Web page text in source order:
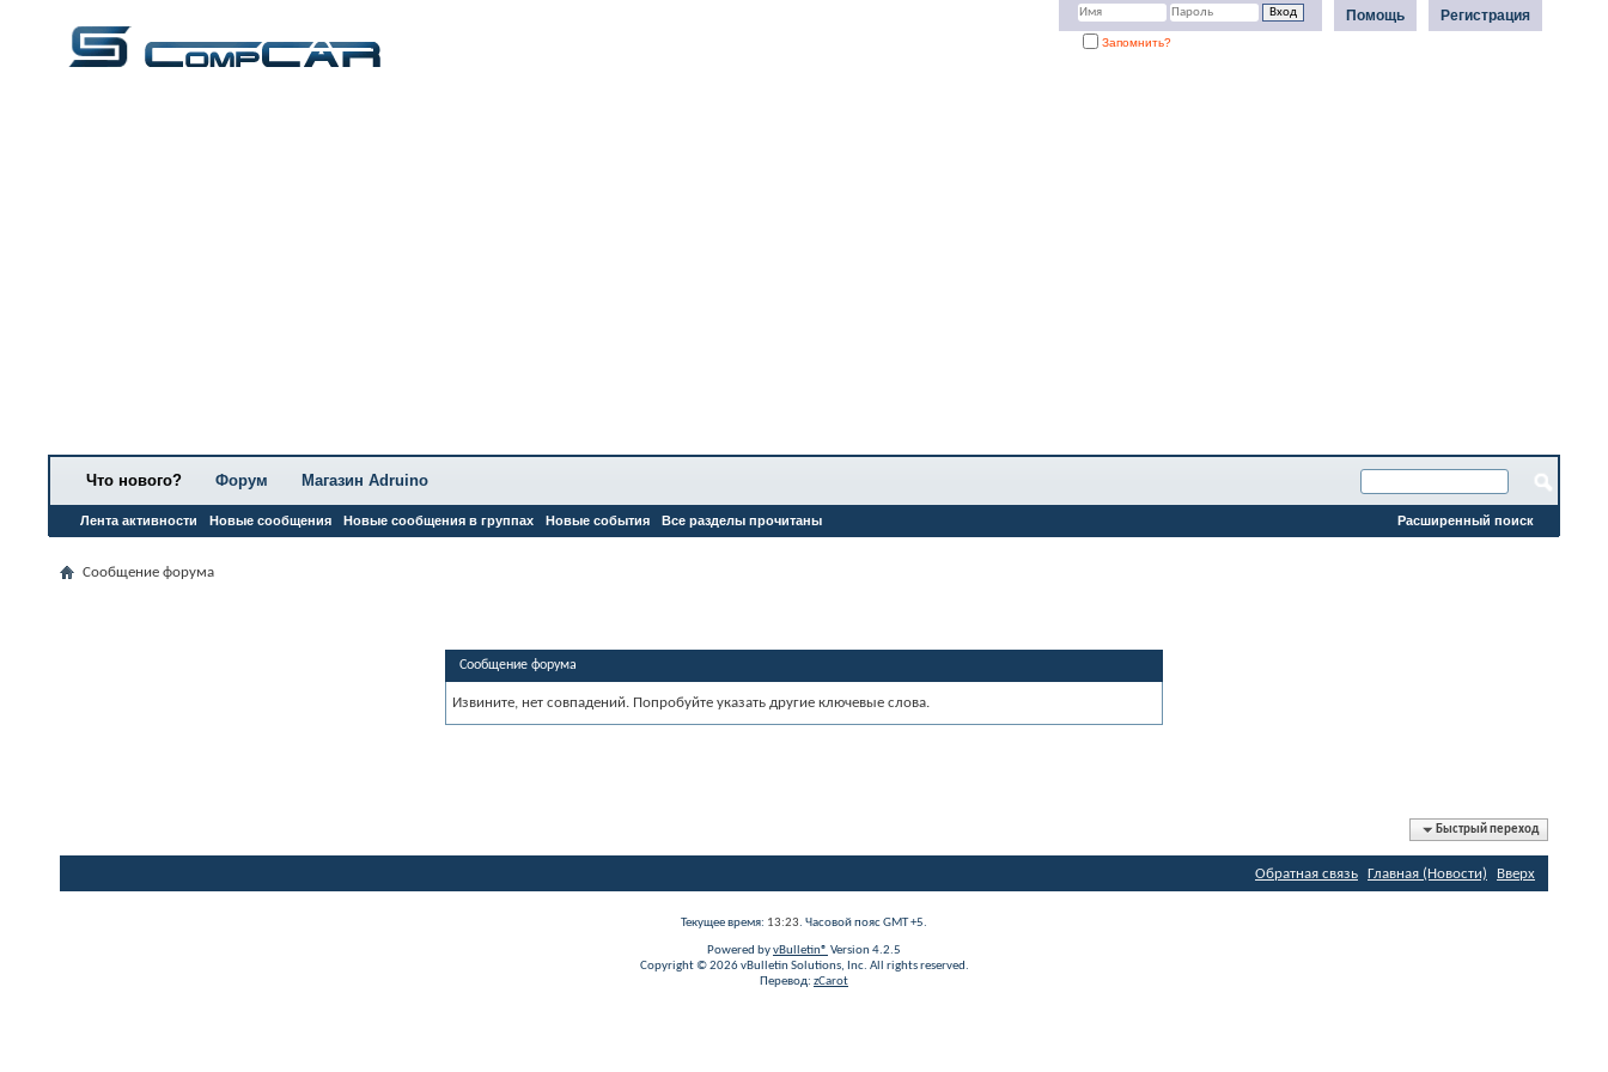
Регистрация
Помощь
Запомнить?
Что нового?
Лента активности Новые сообщения Новые сообщения в группах Новые события Все разделы прочитаны
Форум Магазин Adruino
Расширенный поиск
Сообщение форума
Сообщение форума
Извините, нет совпадений. Попробуйте указать другие ключевые слова.
Быстрый переход
Обратная связь Главная (Новости) Вверх
Текущее время: 13:23. Часовой пояс GMT +5.
Powered byvBulletin® Version 4.2.5
Copyright © 2026 vBulletin Solutions, Inc. All rights reserved.
Перевод: zCarot